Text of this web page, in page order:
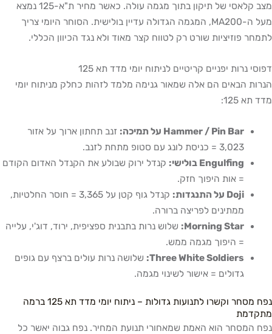
מצב קלאסי של תיקון בתוך מגמה עולה. כאשר מחיר ת"א-125 נמצא
מעל ה-MA200, המגמה הגדולה עדיין בולישית. הסוחר היומי צריך
לתמחר פוזיציות שורט רק לטווח קצר מאוד ולא נגד הכיוון הכללי.
דפוסי נרות יפניים קריטיים לניתוח יומי מדד תא 125
הנרות הבאים הם אלה שמאור גנימה מלמד לזהות כחלק מניתוח יומי
מדד תא 125:
Hammer / Pin Bar על תמיכה:
זנב תחתון ארוך על אזור
3,023 = כניסת לונג עם סטופ מתחת לזנב.
Engulfing בולישי:
קנדל ירוק שבולע את הקנדל האדום הקודם
= אות היפוך חזק.
Doji על התנגדות:
קנדל גוף קטן על 3,365 = חוסר החלטיות,
ממתינים לפריצה ברורה.
Morning Star:
שלוש נרות בתבנית ספציפית, ירוד, דוג'י, עלייה
= היפוך מגמה ממש.
Three White Soldiers: שלושה נרות עולים ברצף עם גופים
גדולים = אישור לשינוי מגמה.
נפח מסחר וקשרו לתנועות גדולות – ניתוח יומי מדד תא 125 ברמה
מתקדמת
נפח המסחר הוא האמת שמאחורי תנועת המחיר. נפח גבוה יאשר כל